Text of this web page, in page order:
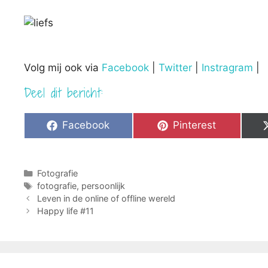
Volg mij ook via Facebook Twitter Instragram
Deel dit bericht:
Share
Facebook
Share
Pinterest
Categorieën
Fotografie
Tags
fotografie, persoonlijk
Leven in de online of offline wereld
Happy life #11